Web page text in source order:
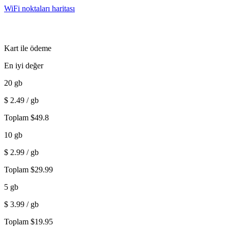
WiFi noktaları haritası
Kart ile ödeme
En iyi değer
20 gb
$ 2.49 / gb
Toplam $49.8
10 gb
$ 2.99 / gb
Toplam $29.99
5 gb
$ 3.99 / gb
Toplam $19.95